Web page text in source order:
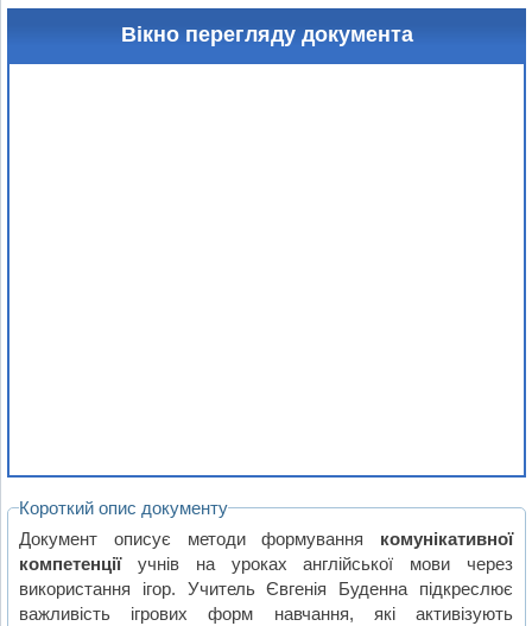
Вікно перегляду документа
Короткий опис документу
Документ описує методи формування комунікативної
компетенціїучнів на уроках англійської мови через
використання ігор. Учитель Євгенія Буденна підкреслює
важливість ігрових форм навчання, які активізують